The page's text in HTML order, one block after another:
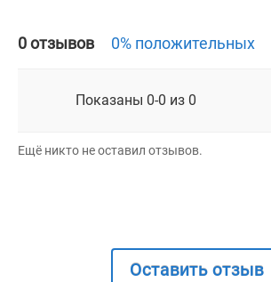
0 отзывов 0% положительных
Показаны 0-0 из 0
Ещё никто не оставил отзывов.
Оставить отзыв